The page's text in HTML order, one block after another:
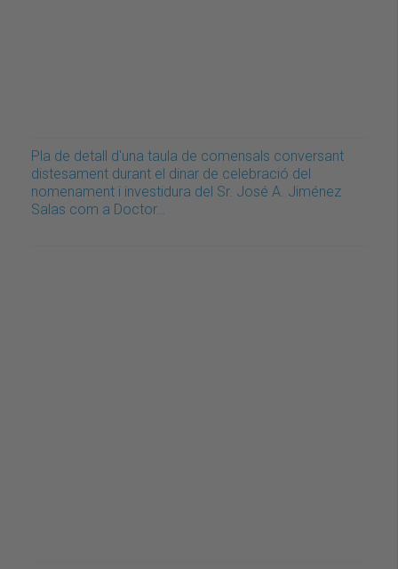
Pla de detall d'una taula de comensals conversant
distesament durant el dinar de celebració del
nomenament i investidura del Sr. José A. Jiménez
Salas com a Doctor…